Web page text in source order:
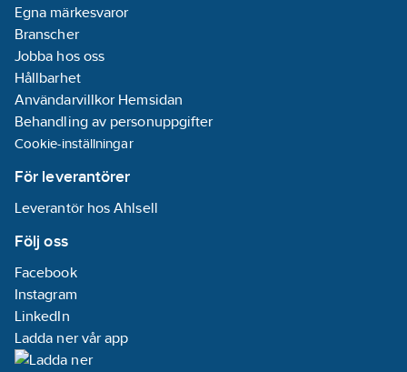
Egna märkesvaror
Branscher
Jobba hos oss
Hållbarhet
Användarvillkor Hemsidan
Behandling av personuppgifter
Cookie-inställningar
För leverantörer
Leverantör hos Ahlsell
Följ oss
Facebook
Instagram
LinkedIn
Ladda ner vår app